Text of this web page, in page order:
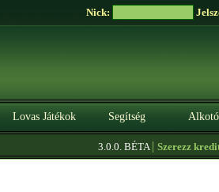
Nick:
Lovas Játékok Segítség
3.0.0. BÉTA|Szerezz kreditet